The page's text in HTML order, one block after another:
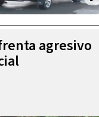
agresivo